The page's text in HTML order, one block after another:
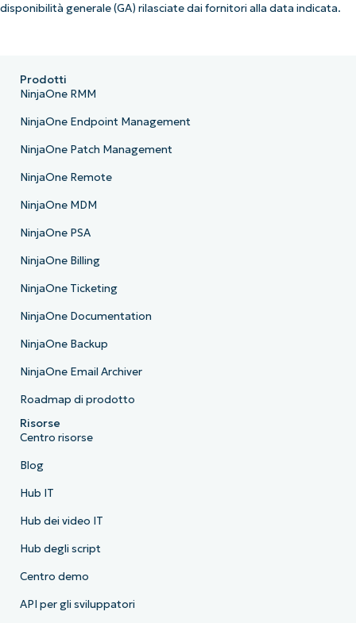
disponibilità generale (GA) rilasciate dai fornitori alla data indicata.
Prodotti
NinjaOne RMM
NinjaOne Endpoint Management
NinjaOne Patch Management
NinjaOne Remote
NinjaOne MDM
NinjaOne PSA
NinjaOne Billing
NinjaOne Ticketing
NinjaOne Documentation
NinjaOne Backup
NinjaOne Email Archiver
Roadmap di prodotto
Risorse
Centro risorse
Blog
Hub IT
Hub dei video IT
Hub degli script
Centro demo
API per gli sviluppatori